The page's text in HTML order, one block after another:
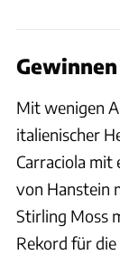
Mit wenigen
italienischer
Carraciola mit
von Hanstein
Stirling Moss
Rekord für